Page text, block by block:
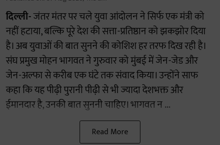
दिल्ली-जंतर मंतर पर चले युवा आंदोलन ने सिर्फ एक मंत्री को
नहीं हटाया, बल्कि पूरे देश की सत्ता-प्रतिष्ठान को झकझोर दिया
है। अब युवाओं की बात सुनने की कोशिश हर तरफ दिख रही है।
संघ प्रमुख मोहन भागवत ने गुरुवार को मुंबई में जेन-जेड और
जेन-अल्फा से करीब एक घंटे तक संवाद किया। उन्होंने साफ
कहा कि यह पीढ़ी पुरानी पीढ़ी से भी ज्यादा देशभक्त और
ईमानदार है, उनकी बात सुननी चाहिए। भागवत न ...
Read More